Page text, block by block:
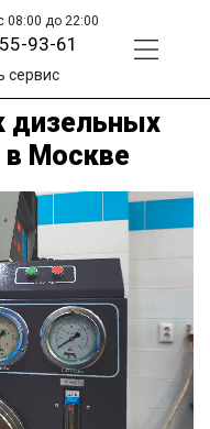
08:00 до 22:00
93-61
сервис
дизельных
в Москве